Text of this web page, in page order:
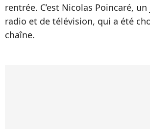
rentrée. C’est Nicolas Poincaré,
radio et de télévision, qui a été
chaîne.